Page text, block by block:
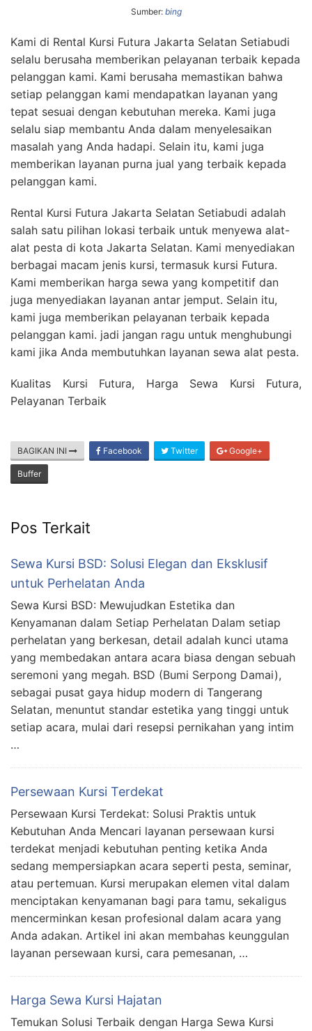
Sumber: bing
Kami di Rental Kursi Futura Jakarta Selatan Setiabudi
selalu berusaha memberikan pelayanan terbaik kepada
pelanggan kami. Kami berusaha memastikan bahwa
setiap pelanggan kami mendapatkan layanan yang
tepat sesuai dengan kebutuhan mereka. Kami juga
selalu siap membantu Anda dalam menyelesaikan
masalah yang Anda hadapi. Selain itu, kami juga
memberikan layanan purna jual yang terbaik kepada
pelanggan kami.
Rental Kursi Futura Jakarta Selatan Setiabudi adalah
salah satu pilihan lokasi terbaik untuk menyewa alat-
alat pesta di kota Jakarta Selatan. Kami menyediakan
berbagai macam jenis kursi, termasuk kursi Futura.
Kami memberikan harga sewa yang kompetitif dan
juga menyediakan layanan antar jemput. Selain itu,
kami juga memberikan pelayanan terbaik kepada
pelanggan kami. jadi jangan ragu untuk menghubungi
kami jika Anda membutuhkan layanan sewa alat pesta.
Kualitas Kursi Futura, Harga Sewa Kursi Futura,
Pelayanan Terbaik
BAGIKAN INI Facebook Twitter Google+
Buffer
Pos Terkait
Sewa Kursi BSD: Solusi Elegan dan Eksklusif
untuk Perhelatan Anda
Sewa Kursi BSD: Mewujudkan Estetika dan
Kenyamanan dalam Setiap Perhelatan Dalam setiap
perhelatan yang berkesan, detail adalah kunci utama
yang membedakan antara acara biasa dengan sebuah
seremoni yang megah. BSD (Bumi Serpong Damai),
sebagai pusat gaya hidup modern di Tangerang
Selatan, menuntut standar estetika yang tinggi untuk
setiap acara, mulai dari resepsi pernikahan yang intim
…
Persewaan Kursi Terdekat
Persewaan Kursi Terdekat: Solusi Praktis untuk
Kebutuhan Anda Mencari layanan persewaan kursi
terdekat menjadi kebutuhan penting ketika Anda
sedang mempersiapkan acara seperti pesta, seminar,
atau pertemuan. Kursi merupakan elemen vital dalam
menciptakan kenyamanan bagi para tamu, sekaligus
mencerminkan kesan profesional dalam acara yang
Anda adakan. Artikel ini akan membahas keunggulan
layanan persewaan kursi, cara pemesanan, …
Harga Sewa Kursi Hajatan
Temukan Solusi Terbaik dengan Harga Sewa Kursi